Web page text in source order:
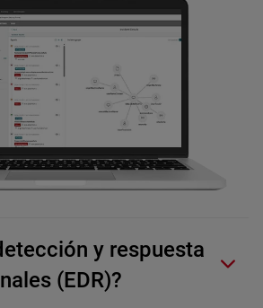
y respuesta
(EDR)?